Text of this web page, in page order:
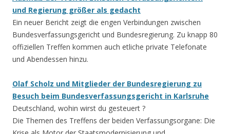
und Regierung größer als gedacht
Ein neuer Bericht zeigt die engen Verbindungen zwischen
Bundesverfassungsgericht und Bundesregierung. Zu knapp 80
offiziellen Treffen kommen auch etliche private Telefonate
und Abendessen hinzu.
Olaf Scholz und Mitglieder der Bundesregierung zu
Besuch beim Bundesverfassungsgericht in Karlsruhe
Deutschland, wohin wirst du gesteuert ?
Die Themen des Treffens der beiden Verfassungsorgane: Die